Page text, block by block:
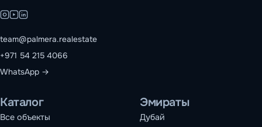
team@palmera.realestate
+971 54 215 4066
WhatsApp →
Каталог
Все объекты
Эмираты
Дубай